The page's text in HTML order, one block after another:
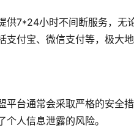
供7*24小时不间断服务，无
支付宝、微信支付等，极大
平台通常会采取严格的安全
个人信息泄露的风险。